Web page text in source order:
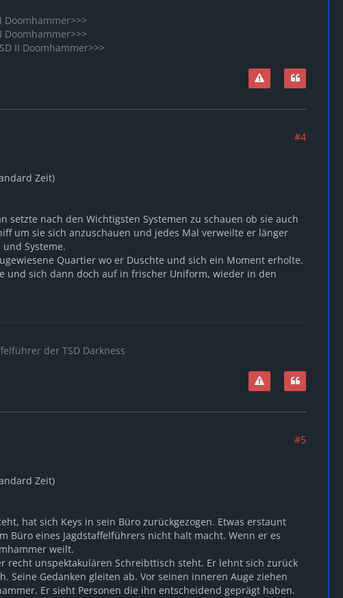
Doomhammer>>>
Doomhammer>>>
II Doomhammer>>>
#4
Zeit)
nach den Wichtigsten Systemen zu schauen ob sie auch
um sie sich anzuschauen und jedes Mal verweilte er länger
Systeme.
Quartier wo er Duschte und sich ein Moment erholte.
und sich dann doch auf in frischer Uniform, wieder in den
der TSD Darkness
#5
Zeit)
hat sich Keys in sein Büro zurückgezogen. Etwas erstaunt
eines Jagdstaffelführers nicht halt macht. Wenn er es
weilt.
unspektakulären Schreibttisch steht. Er lehnt sich zurück
Seine Gedanken gleiten ab. Vor seinen inneren Auge ziehen
Er sieht Personen die ihn entscheidend geprägt haben.